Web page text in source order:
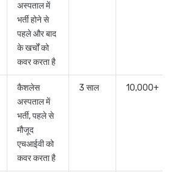
अस्पताल में
भर्ती होने से
पहले और बाद
के खर्चों को
कवर करता है
कैशलेस
अस्पताल में
भर्ती, पहले से
मौजूद
एचआईवी को
कवर करता है
3 साल 10,000+